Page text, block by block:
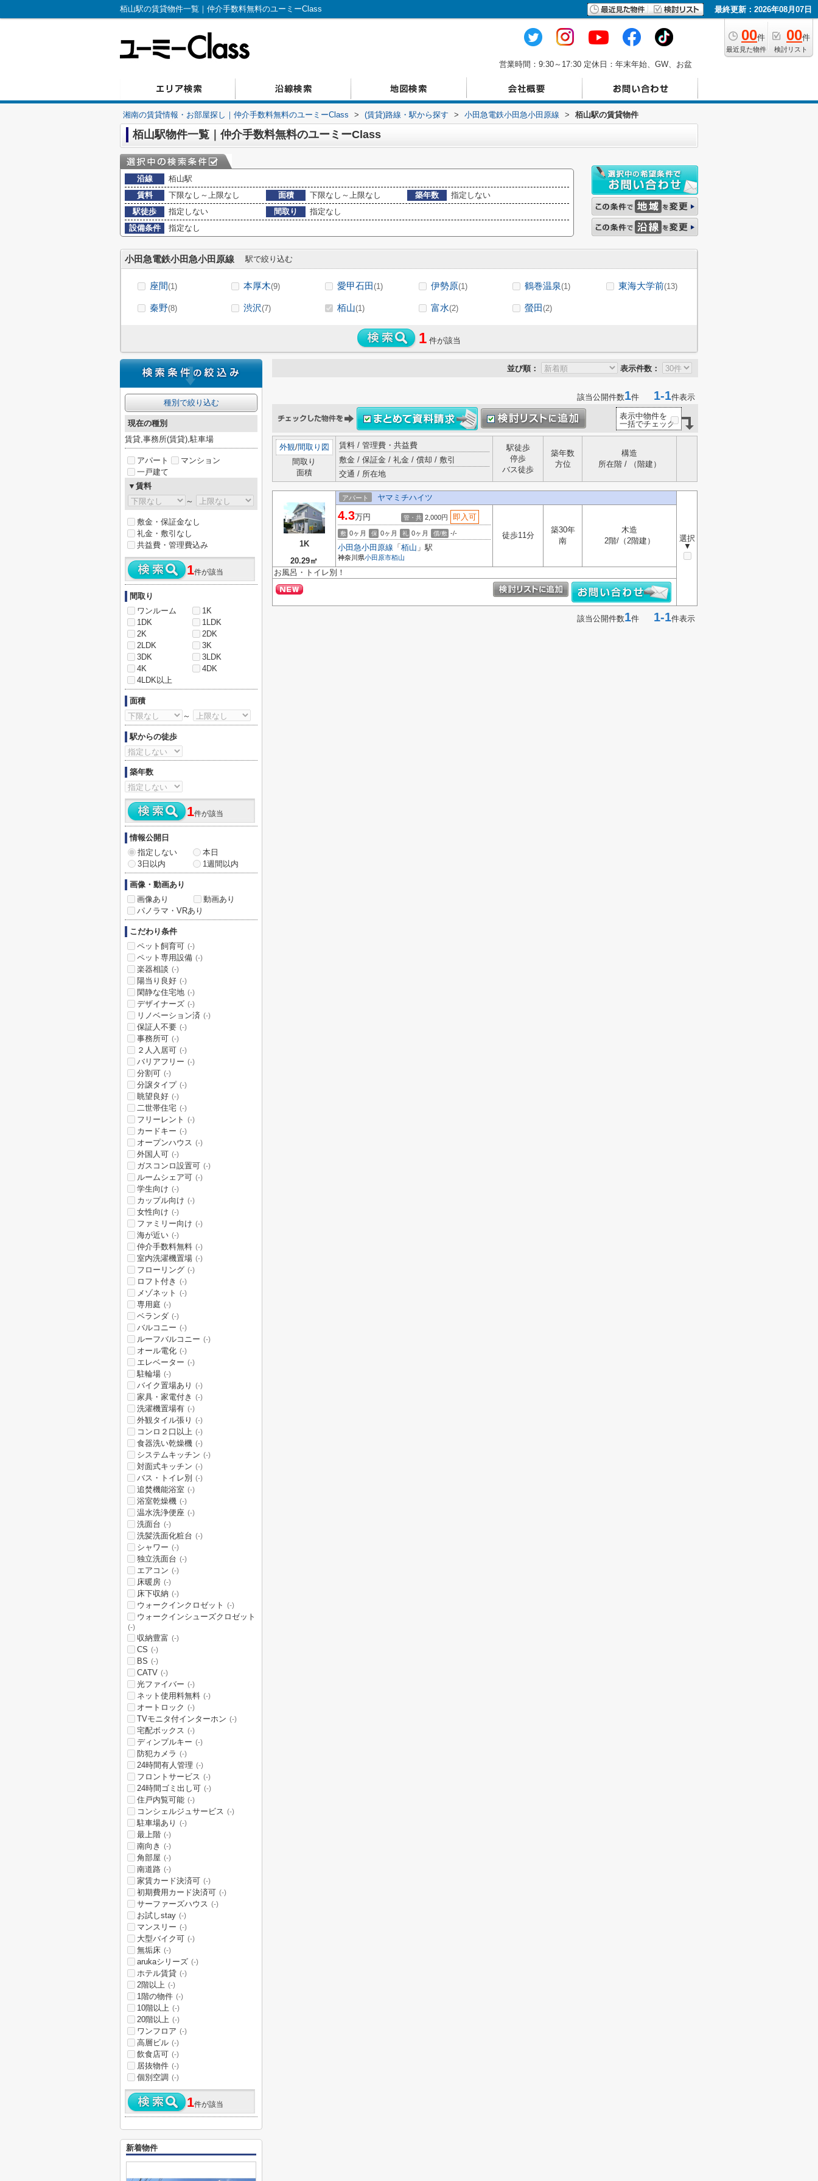
栢山駅の賃貸物件一覧｜仲介手数料無料のユーミーClass 最終更新：2026年08月07日
00件
最近見た物件
00件
検討リスト
営業時間：9:30～17:30 定休日：年末年始、GW、お盆
湘南の賃貸情報・お部屋探し｜仲介手数料無料のユーミーClass > (賃貸)路線・駅から探す > 小田急電鉄小田急小田原線 > 栢山駅の賃貸物件
栢山駅物件一覧｜仲介手数料無料のユーミーClass
沿線
栢山駅
賃料
下限なし～上限なし 面積 下限なし～上限なし 築年数
指定しない
駅徒歩
指定しない 間取り
指定なし
設備条件
指定なし
小田急電鉄小田急小田原線 駅で絞り込む
座間(1) 本厚木(9) 愛甲石田(1) 伊勢原(1) 鶴巻温泉(1) 東海大学前(13)
秦野(8) 渋沢(7) 栢山(1) 富水(2) 螢田(2)
1 件が該当
並び順： 表示件数：
該当公開件数1件 1-1件表示
表示中物件を
一括でチェック
外観/間取り図
間取り
面積
賃料 / 管理費・共益費
敷金 / 保証金 / 礼金 / 償却 / 敷引
交通 / 所在地
駅徒歩
停歩
バス徒歩
築年数
方位
構造
所在階 / （階建）
1K
20.29㎡
アパート ヤマミチハイツ
選択
▼
4.3万円 管・共 2,000円 即入可
敷 0ヶ月 保 0ヶ月 礼 0ヶ月 償/敷 -/-
小田急小田原線 「 栢山 」駅
神奈川県小田原市栢山
徒歩11分
築30年
南
木造
2階/（2階建）
お風呂・トイレ別！
該当公開件数1件 1-1件表示
種別で絞り込む
現在の種別
賃貸,事務所(賃貸),駐車場
アパート
マンション
一戸建て
▼賃料
～
敷金・保証金なし
礼金・敷引なし
共益費・管理費込み
1件が該当
間取り
ワンルーム
1K
1DK
1LDK
2K
2DK
2LDK
3K
3DK
3LDK
4K
4DK
4LDK以上
面積
～
駅からの徒歩
築年数
1件が該当
情報公開日
指定しない
本日
3日以内
1週間以内
画像・動画あり
画像あり
動画あり
パノラマ・VRあり
こだわり条件
ペット飼育可 (-)
ペット専用設備 (-)
楽器相談 (-)
陽当り良好 (-)
閑静な住宅地 (-)
デザイナーズ (-)
リノベーション済 (-)
保証人不要 (-)
事務所可 (-)
２人入居可 (-)
バリアフリー (-)
分割可 (-)
分譲タイプ (-)
眺望良好 (-)
二世帯住宅 (-)
フリーレント (-)
カードキー (-)
オープンハウス (-)
外国人可 (-)
ガスコンロ設置可 (-)
ルームシェア可 (-)
学生向け (-)
カップル向け (-)
女性向け (-)
ファミリー向け (-)
海が近い (-)
仲介手数料無料 (-)
室内洗濯機置場 (-)
フローリング (-)
ロフト付き (-)
メゾネット (-)
専用庭 (-)
ベランダ (-)
バルコニー (-)
ルーフバルコニー (-)
オール電化 (-)
エレベーター (-)
駐輪場 (-)
バイク置場あり (-)
家具・家電付き (-)
洗濯機置場有 (-)
外観タイル張り (-)
コンロ２口以上 (-)
食器洗い乾燥機 (-)
システムキッチン (-)
対面式キッチン (-)
バス・トイレ別 (-)
追焚機能浴室 (-)
浴室乾燥機 (-)
温水洗浄便座 (-)
洗面台 (-)
洗髪洗面化粧台 (-)
シャワー (-)
独立洗面台 (-)
エアコン (-)
床暖房 (-)
床下収納 (-)
ウォークインクロゼット (-)
ウォークインシューズクロゼット
(-)
収納豊富 (-)
CS (-)
BS (-)
CATV (-)
光ファイバー (-)
ネット使用料無料 (-)
オートロック (-)
TVモニタ付インターホン (-)
宅配ボックス (-)
ディンプルキー (-)
防犯カメラ (-)
24時間有人管理 (-)
フロントサービス (-)
24時間ゴミ出し可 (-)
住戸内覧可能 (-)
コンシェルジュサービス (-)
駐車場あり (-)
最上階 (-)
南向き (-)
角部屋 (-)
南道路 (-)
家賃カード決済可 (-)
初期費用カード決済可 (-)
サーファーズハウス (-)
お試しstay (-)
マンスリー (-)
大型バイク可 (-)
無垢床 (-)
arukaシリーズ (-)
ホテル賃貸 (-)
2階以上 (-)
1階の物件 (-)
10階以上 (-)
20階以上 (-)
ワンフロア (-)
高層ビル (-)
飲食店可 (-)
居抜物件 (-)
個別空調 (-)
1件が該当
新着物件